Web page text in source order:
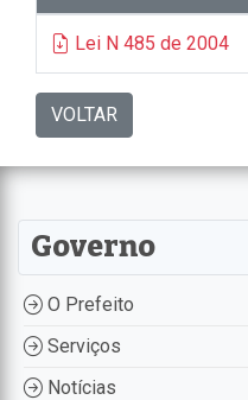
Lei N 485 de 2004
VOLTAR
Governo
O Prefeito
Serviços
Notícias